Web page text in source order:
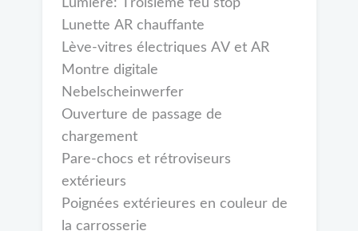
Lumière: Troisième feu stop
Lunette AR chauffante
Lève-vitres électriques AV et AR
Montre digitale
Nebelscheinwerfer
Ouverture de passage de
chargement
Pare-chocs et rétroviseurs
extérieurs
Poignées extérieures en couleur de
la carrosserie